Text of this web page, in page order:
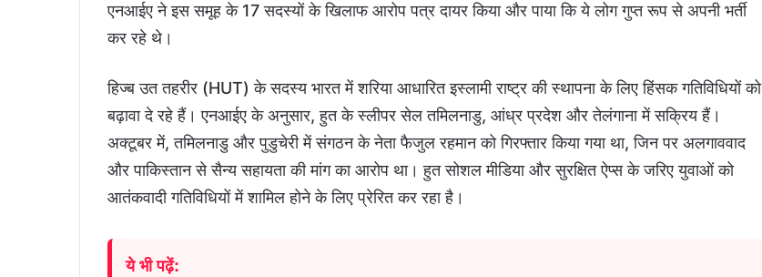
एनआईए ने इस समूह के 17 सदस्यों के खिलाफ आरोप पत्र दायर किया और पाया कि ये लोग गुप्त रूप से अपनी भर्ती
कर रहे थे।
हिज्ब उत तहरीर (HUT) के सदस्य भारत में शरिया आधारित इस्लामी राष्ट्र की स्थापना के लिए हिंसक गतिविधियों को
बढ़ावा दे रहे हैं। एनआईए के अनुसार, हुत के स्लीपर सेल तमिलनाडु, आंध्र प्रदेश और तेलंगाना में सक्रिय हैं।
अक्टूबर में, तमिलनाडु और पुडुचेरी में संगठन के नेता फैजुल रहमान को गिरफ्तार किया गया था, जिन पर अलगाववाद
और पाकिस्तान से सैन्य सहायता की मांग का आरोप था। हुत सोशल मीडिया और सुरक्षित ऐप्स के जरिए युवाओं को
आतंकवादी गतिविधियों में शामिल होने के लिए प्रेरित कर रहा है।
ये भी पढ़ें: